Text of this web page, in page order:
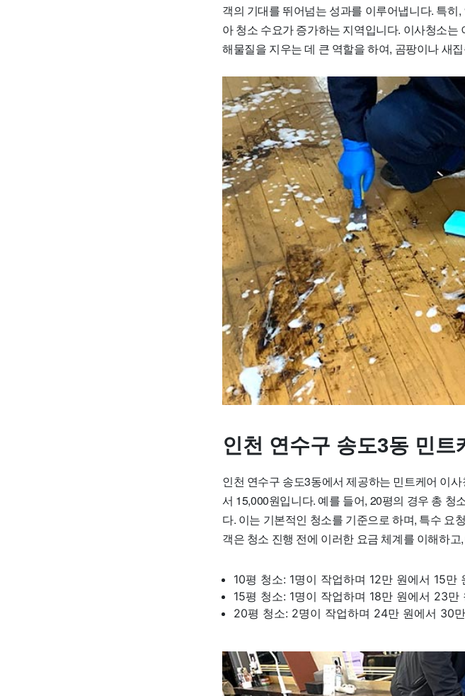
객의 기대를 뛰어넘는 성과를 이루어냅니다. 특
아 청소 수요가 증가하는 지역입니다. 이사청소
해물질을 지우는 데 큰 역할을 하여, 곰팡이나 새
인천 연수구 송도3동 민
인천 연수구 송도3동에서 제공하는 민트케어 이
서 15,000원입니다. 예를 들어, 20평의 경우 총 청
다. 이는 기본적인 청소를 기준으로 하며, 특수 요
객은 청소 진행 전에 이러한 요금 체계를 이해하
10평 청소: 1명이 작업하며 12만 원에서 15만
15평 청소: 1명이 작업하며 18만 원에서 23만
20평 청소: 2명이 작업하며 24만 원에서 30